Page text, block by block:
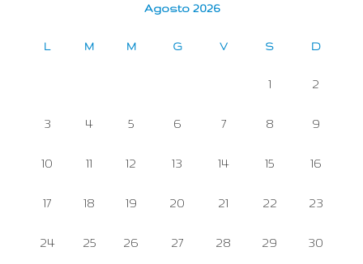
Agosto 2026
L M M G V S D
1 2
3 4 5 6 7 8 9
10 11 12 13 14 15 16
17 18 19 20 21 22 23
24 25 26 27 28 29 30